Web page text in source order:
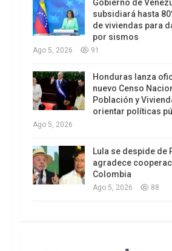
Gobierno de
subsidiará hasta
de viviendas para
por sismos
Ago 5, 2026 91
Honduras lanza
nuevo Censo
Población y
orientar políticas
Ago 5, 2026
Lula se despide de
agradece
Colombia
Ago 5, 2026 88